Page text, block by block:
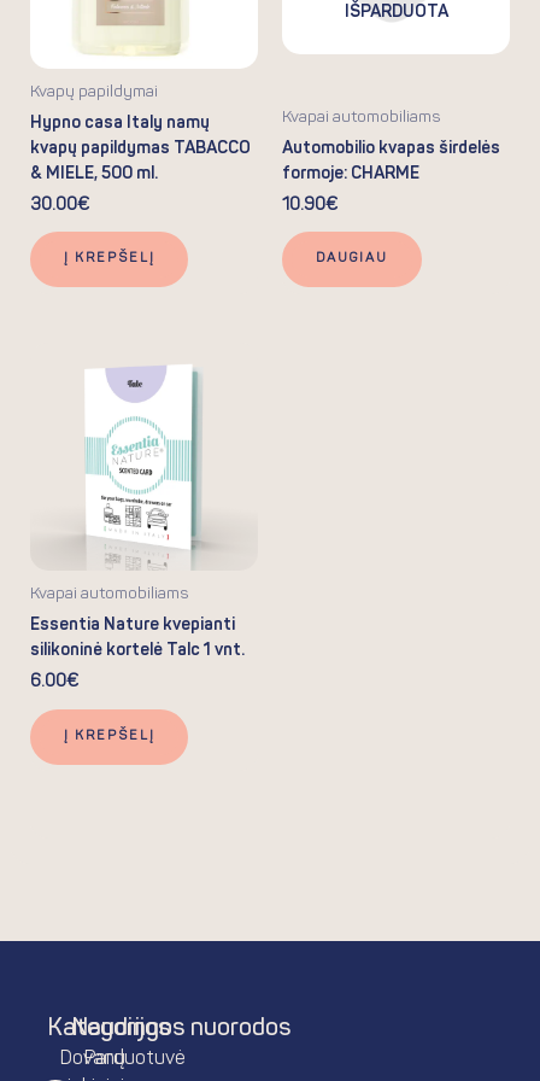
Kvapų papildymai
Hypno casa Italy namų
kvapų papildymas TABACCO
& MIELE, 500 ml.
30.00€
Į KREPŠELĮ
IŠPARDUOTA
Kvapai automobiliams
Automobilio kvapas širdelės
formoje: CHARME
10.90€
DAUGIAU
Kvapai automobiliams
Essentia Nature kvepianti
silikoninė kortelė Talc 1 vnt.
6.00€
Į KREPŠELĮ
F
P
L
Kategorijos
Dovanų
Naudingos nuorodos
Parduotuvė